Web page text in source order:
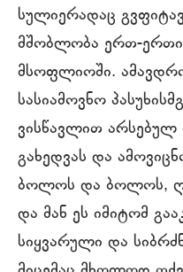
სულიერადაც
მშობლობა ერთ-
მსოფლიოში.
სასიამოვნო
ვისწავლით
გახედვას და
ბოლოს და ბოლოს,
და მან ეს იმიტომ
სიყვარული და